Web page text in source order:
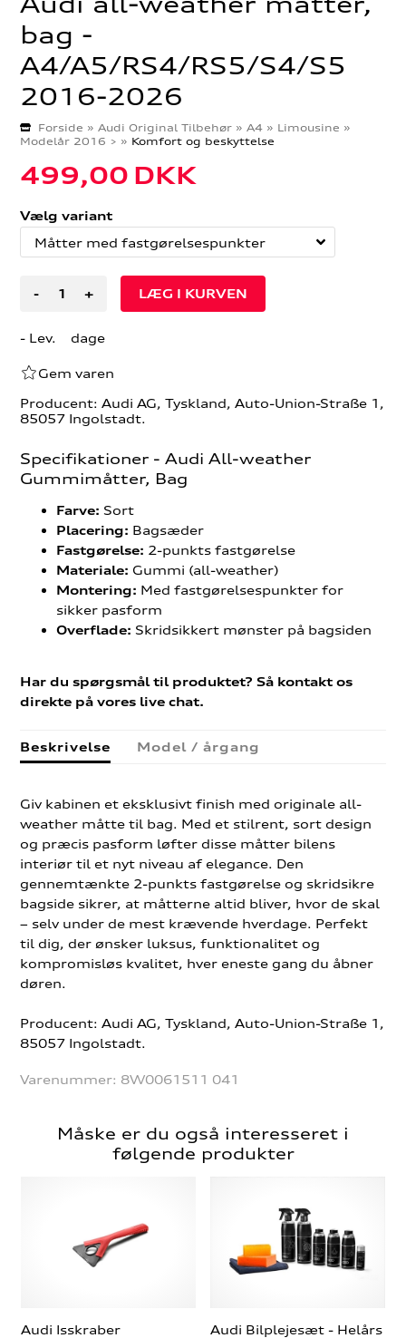
bag -
A4/A5/RS4/RS5/S4/S5
2016-2026
Forside »Audi Original Tilbehør »A4 » Limousine »
Modelår 2016 > » Komfort og beskyttelse
499,00 DKK
Vælg variant
- +
- Lev. dage
Gem varen
Producent: Audi AG, Tyskland, Auto-Union-Straße 1,
85057 Ingolstadt.
Specifikationer - Audi All-weather
Gummimåtter, Bag
Farve: Sort
Placering: Bagsæder
Fastgørelse: 2-punkts fastgørelse
Materiale: Gummi (all-weather)
Montering: Med fastgørelsespunkter for
sikker pasform
Overflade: Skridsikkert mønster på bagsiden
Har du spørgsmål til produktet? Så kontakt os
direkte på vores live chat.
Beskrivelse Model / årgang
Giv kabinen et eksklusivt finish med originale all-
weather måtte til bag. Med et stilrent, sort design
og præcis pasform løfter disse måtter bilens
interiør til et nyt niveau af elegance. Den
gennemtænkte 2-punkts fastgørelse og skridsikre
bagside sikrer, at måtterne altid bliver, hvor de skal
– selv under de mest krævende hverdage. Perfekt
til dig, der ønsker luksus, funktionalitet og
kompromisløs kvalitet, hver eneste gang du åbner
døren.
Producent: Audi AG, Tyskland, Auto-Union-Straße 1,
85057 Ingolstadt.
Varenummer: 8W0061511 041
Måske er du også interesseret i
følgende produkter
Audi Isskraber Audi Bilplejesæt - Helårs